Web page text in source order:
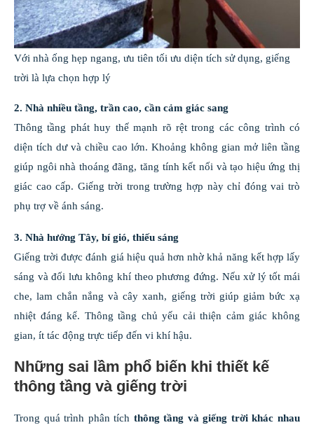
Với nhà ống hẹp ngang, ưu tiên tối ưu diện tích sử dụng, giếng
trời là lựa chọn hợp lý
2. Nhà nhiều tầng, trần cao, cần cảm giác sang
Thông tầng phát huy thế mạnh rõ rệt trong các công trình có
diện tích dư và chiều cao lớn. Khoảng không gian mở liên tầng
giúp ngôi nhà thoáng đãng, tăng tính kết nối và tạo hiệu ứng thị
giác cao cấp. Giếng trời trong trường hợp này chỉ đóng vai trò
phụ trợ về ánh sáng.
3. Nhà hướng Tây, bí gió, thiếu sáng
Giếng trời được đánh giá hiệu quả hơn nhờ khả năng kết hợp lấy
sáng và đối lưu không khí theo phương đứng. Nếu xử lý tốt mái
che, lam chắn nắng và cây xanh, giếng trời giúp giảm bức xạ
nhiệt đáng kể. Thông tầng chủ yếu cải thiện cảm giác không
gian, ít tác động trực tiếp đến vi khí hậu.
Những sai lầm phổ biến khi thiết kế
thông tầng và giếng trời
Trong quá trình phân tích thông tầng và giếng trời khác nhau